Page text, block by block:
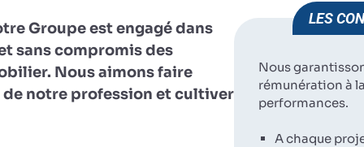
Groupe est engagé dans
sans compromis des
Nous aimons faire
notre profession et cultiver
LES
Nous
rémunération à
performances.
A chaque